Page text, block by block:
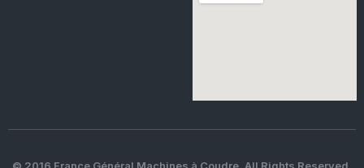
© 2016 France Général Machines à Coudre. All Rights Reserved.